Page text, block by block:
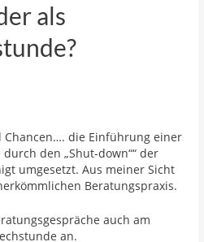
als
Chancen…. die Einführung einer
den „Shut-down““ der
umgesetzt. Aus meiner Sicht
Beratungspraxis.
auch am
an.